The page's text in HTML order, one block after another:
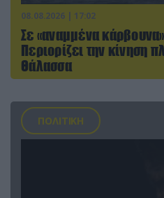
08.08.2026 | 17:02
Σε «αναμμένα
Περιορίζει την κίνηση
Θάλασσα
ΠΟΛΙΤΙΚΗ